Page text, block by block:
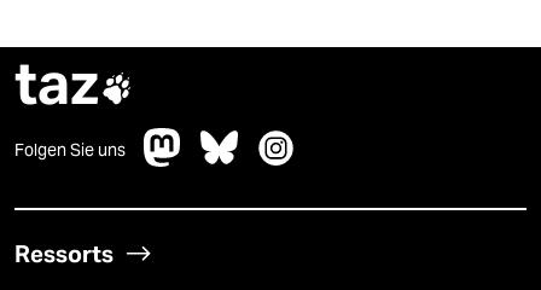
taz
Folgen Sie uns
Ressorts